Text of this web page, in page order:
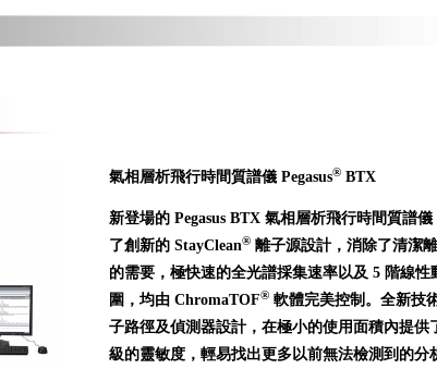
氣相層析飛行時間質譜儀 Pegasus® BTX
新登場的 Pegasus BTX 氣相層析飛行時間質譜儀
了創新的 StayClean® 離子源設計，消除了清潔
的需要，極快速的全光譜採集速率以及 5 階線性
圍，均由 ChromaTOF® 軟體完美控制。全新技
子路徑及偵測器設計，在極小的使用面積內提供
級的靈敏度，輕易找出更多以前無法檢測到的分